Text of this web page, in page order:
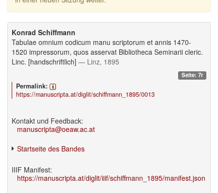
Konrad Schiffmann
Tabulae omnium codicum manu scriptorum et annis 1470-
1520 impressorum, quos asservat Bibliotheca Seminarii cleric.
Linc. [handschriftlich] — Linz, 1895
Seite: 7r
Permalink:
https://manuscripta.at/diglit/schiffmann_1895/0013
Kontakt und Feedback:
manuscripta@oeaw.ac.at
Startseite des Bandes
IIIF Manifest:
https://manuscripta.at/diglit/iiif/schiffmann_1895/manifest.json